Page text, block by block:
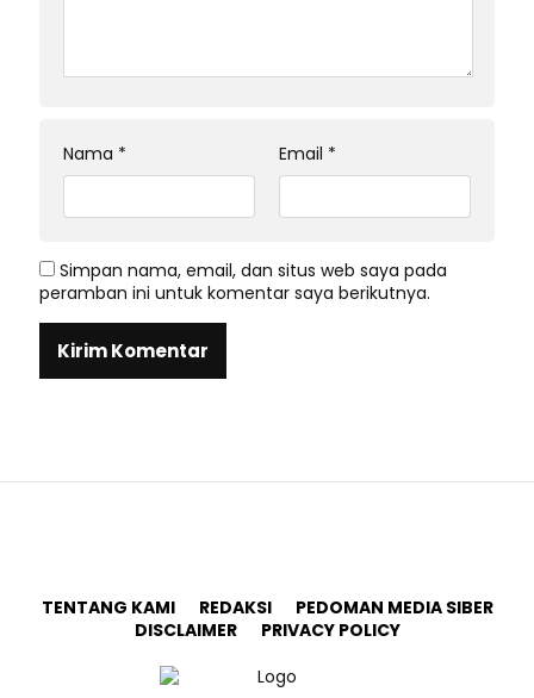
Nama * Email *
Simpan nama, email, dan situs web saya pada
peramban ini untuk komentar saya berikutnya.
TENTANG KAMI REDAKSI
PEDOMAN MEDIA SIBER
DISCLAIMER
PRIVACY POLICY